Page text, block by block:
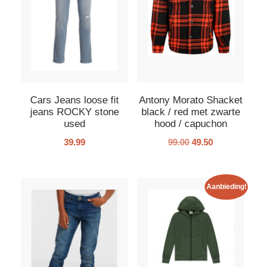
Cars Jeans loose fit
jeans ROCKY stone
used
39.99
Antony Morato Shacket
black / red met zwarte
hood / capuchon
99.00 49.50
Aanbieding!